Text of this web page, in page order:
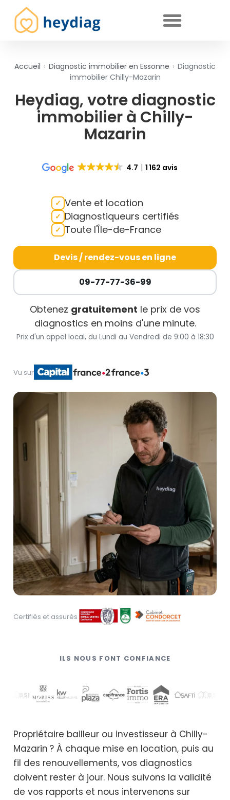
Accueil › Diagnostic immobilier en Essonne › Diagnostic
immobilier Chilly-Mazarin
Heydiag, votre diagnostic
immobilier à Chilly-
Mazarin
4.7 1 162 avis
Vente et location
Diagnostiqueurs certifiés
Toute l'Île-de-France
Devis / rendez-vous en ligne
09-77-77-36-99
Obtenez gratuitement le prix de vos
diagnostics en moins d'une minute.
Prix d'un appel local, du Lundi au Vendredi de 9:00 à 18:30
Vu sur
Certifiés et assurés
ILS NOUS FONT CONFIANCE
Propriétaire bailleur ou investisseur à Chilly-
Mazarin ? À chaque mise en location, puis au
fil des renouvellements, vos diagnostics
doivent rester à jour. Nous suivons la validité
de vos rapports et nous intervenons sur